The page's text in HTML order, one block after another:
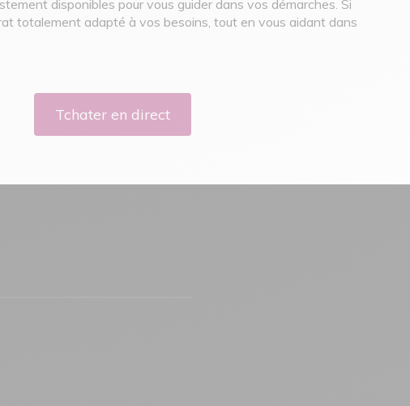
disponibles pour vous guider dans vos démarches. Si
totalement adapté à vos besoins, tout en vous aidant dans
Tchater en direct